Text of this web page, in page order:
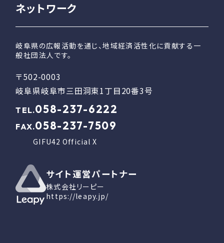
ネットワーク
岐阜県の広報活動を通じ、地域経済活性化に貢献する一
般社団法人です。
〒502-0003
岐阜県岐阜市三田洞東1丁目20番3号
TEL.058-237-6222
FAX.058-237-7509
GIFU42 Official X
サイト運営パートナー
株式会社リーピー
https://leapy.jp/